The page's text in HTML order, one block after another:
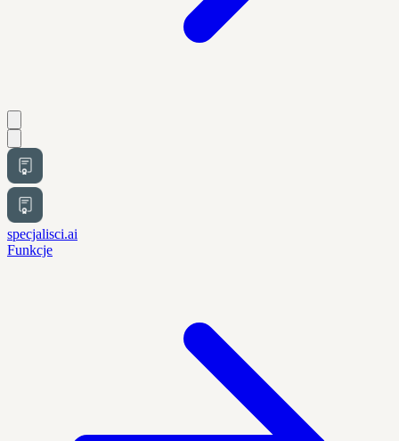
specjalisci.ai
Funkcje